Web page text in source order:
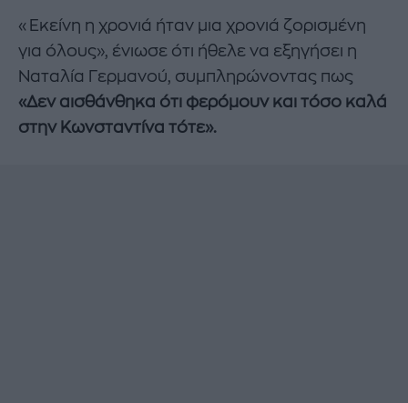
«Εκείνη η χρονιά ήταν μια χρονιά ζορισμένη
για όλους», ένιωσε ότι ήθελε να εξηγήσει η
Ναταλία Γερμανού, συμπληρώνοντας πως
«Δεν αισθάνθηκα ότι φερόμουν και τόσο καλά
στην Κωνσταντίνα τότε».